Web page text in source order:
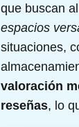
que buscan
espacios
situaciones,
valoración
reseñas, lo